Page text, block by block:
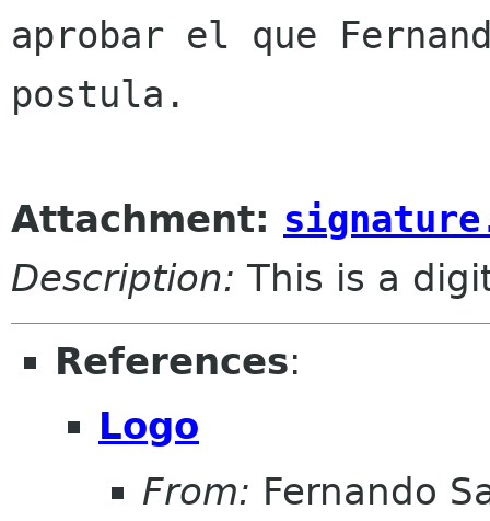
aprobar el que
postula.
Attachment:
Description: This is a
References:
Logo
From: Fernando